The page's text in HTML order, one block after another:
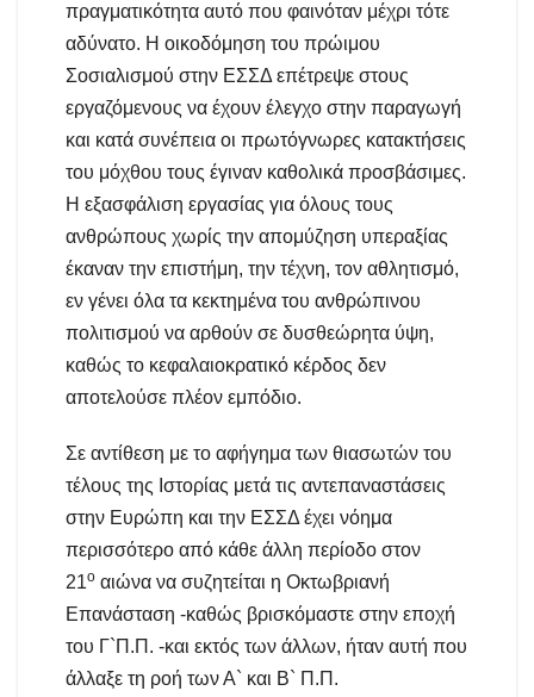
πραγματικότητα αυτό που φαινόταν μέχρι τότε
αδύνατο. Η οικοδόμηση του πρώιμου
Σοσιαλισμού στην ΕΣΣΔ επέτρεψε στους
εργαζόμενους να έχουν έλεγχο στην παραγωγή
και κατά συνέπεια οι πρωτόγνωρες κατακτήσεις
του μόχθου τους έγιναν καθολικά προσβάσιμες.
Η εξασφάλιση εργασίας για όλους τους
ανθρώπους χωρίς την απομύζηση υπεραξίας
έκαναν την επιστήμη, την τέχνη, τον αθλητισμό,
εν γένει όλα τα κεκτημένα του ανθρώπινου
πολιτισμού να αρθούν σε δυσθεώρητα ύψη,
καθώς το κεφαλαιοκρατικό κέρδος δεν
αποτελούσε πλέον εμπόδιο.
Σε αντίθεση με το αφήγημα των θιασωτών του
τέλους της Ιστορίας μετά τις αντεπαναστάσεις
στην Ευρώπη και την ΕΣΣΔ έχει νόημα
περισσότερο από κάθε άλλη περίοδο στον
21ο αιώνα να συζητείται η Οκτωβριανή
Επανάσταση -καθώς βρισκόμαστε στην εποχή
του Γ`Π.Π. -και εκτός των άλλων, ήταν αυτή που
άλλαξε τη ροή των Α` και Β` Π.Π.